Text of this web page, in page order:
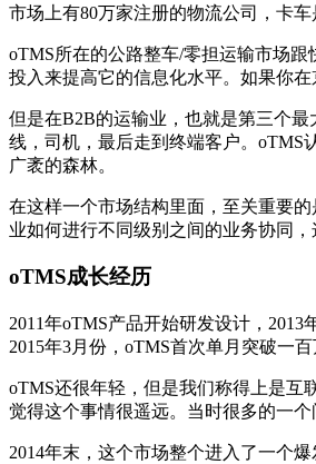
市场上有80万家注册的物流公司，卡
oTMS所在的公路整车/零担运输市场
投入来提高它的信息化水平。如果你
但是在B2B的运输业，也就是第三个
线，司机，最后走到终端客户。oTMS
广袤的森林。
在这样一个市场结构里面，至关重要
业如何进行不同级别之间的业务协同，
oTMS成长经历
2011年oTMS产品开始研发设计，
2015年3月份，oTMS首次单月突破一百
oTMS还很年轻，但是我们称得上是互
觉得这个事情很遥远。当时很多的一
2014年末，这个市场整个进入了一个